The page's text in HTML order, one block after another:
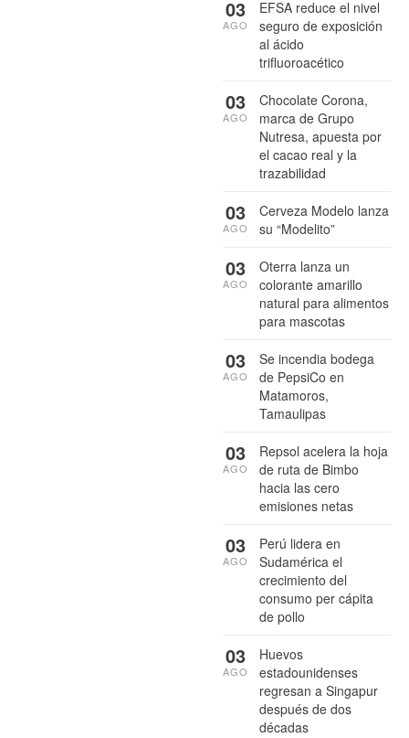
EFSA reduce el nivel
seguro de exposición
al ácido
trifluoroacético
03
AGO
Chocolate Corona,
marca de Grupo
Nutresa, apuesta por
el cacao real y la
trazabilidad
03
AGO
Cerveza Modelo lanza
su “Modelito”
03
AGO
Oterra lanza un
colorante amarillo
natural para alimentos
para mascotas
03
AGO
Se incendia bodega
de PepsiCo en
Matamoros,
Tamaulipas
03
AGO
Repsol acelera la hoja
de ruta de Bimbo
hacia las cero
emisiones netas
03
AGO
Perú lidera en
Sudamérica el
crecimiento del
consumo per cápita
de pollo
03
AGO
Huevos
estadounidenses
regresan a Singapur
después de dos
décadas
03
AGO